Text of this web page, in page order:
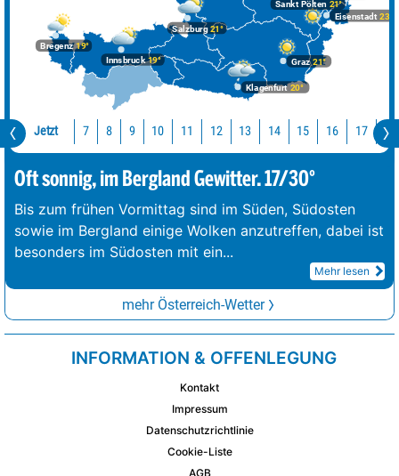
Bregenz19°
Graz21°
Innsbruck19°
Klagenfurt 20°
Salzburg21°
Eisenstadt 23°
Sankt Pölten 21°
Jetzt 7 8 9 10 11 12 13 14 15 16 17 18
Oft sonnig, im Bergland Gewitter. 17/30°
Bis zum frühen Vormittag sind im Süden, Südosten
sowie im Bergland einige Wolken anzutreffen, dabei ist
besonders im Südosten mit ein...
Mehr lesen
mehr Österreich-Wetter
INFORMATION & OFFENLEGUNG
Kontakt
Impressum
Datenschutzrichtlinie
Cookie-Liste
AGB